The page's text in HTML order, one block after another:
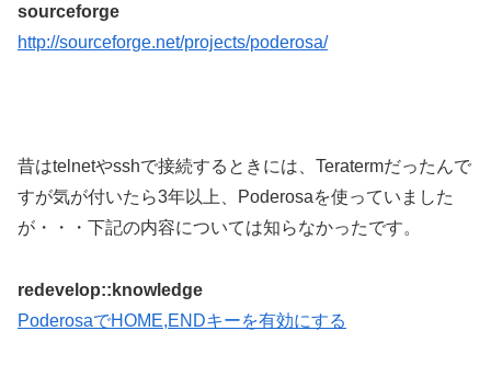
sourceforge
http://sourceforge.net/projects/poderosa/
昔はtelnetやsshで接続するときには、Teratermだったんで
すが気が付いたら3年以上、Poderosaを使っていました
が・・・下記の内容については知らなかったです。
redevelop::knowledge
PoderosaでHOME,ENDキーを有効にする